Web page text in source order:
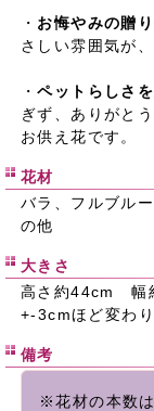
・ お悔やみの贈り
さしい雰囲気が
・ペットらしさ
ぎず、ありがと
お供え花です。
花材
バラ、フルブル
の他
大きさ
高さ約44cm 幅
+-3cmほど変わ
備考
※花材の本数